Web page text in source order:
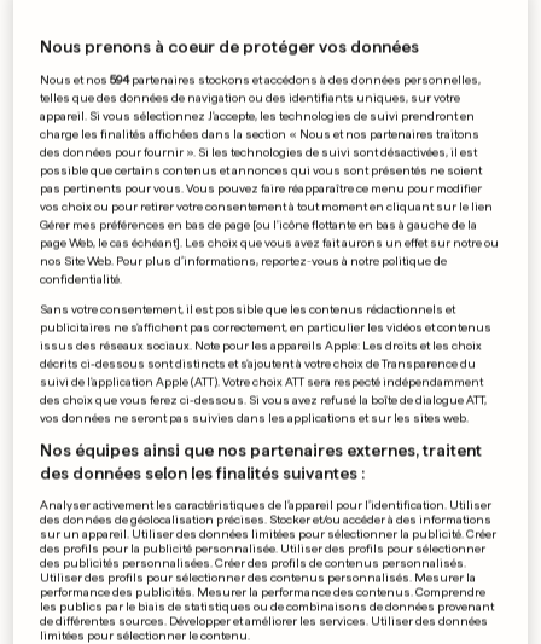
EN FRANCE
La «rencontre incroyable» de
Rihanna et Macron
0 0
STAGE AU LUXEMBOURG
Une star du rugby a régalé les
gamins de Cessange
0
APRÈS L'ACCIDENT DU 14 FÉVRIER
Les CFL ont remboursé
40 usagers au total
0 0
Nous prenons à coeur de protéger vos données
Nous et nos594partenaires stockons et accédons à des données personnelles,
telles que des données de navigation ou des identifiants uniques, sur votre
appareil. Si vous sélectionnez J'accepte, les technologies de suivi prendront en
charge les finalités affichées dans la section « Nous et nos partenaires traitons
des données pour fournir ». Si les technologies de suivi sont désactivées, il est
possible que certains contenus et annonces qui vous sont présentés ne soient
pas pertinents pour vous. Vous pouvez faire réapparaître ce menu pour modifier
vos choix ou pour retirer votre consentement à tout moment en cliquant sur le lien
Gérer mes préférences en bas de page [ou l'icône flottante en bas à gauche de la
page Web, le cas échéant]. Les choix que vous avez fait aurons un effet sur notre ou
nos Site Web. Pour plus d’informations, reportez-vous à notre politique de
confidentialité.
Sans votre consentement, il est possible que les contenus rédactionnels et
publicitaires ne s'affichent pas correctement, en particulier les vidéos et contenus
issus des réseaux sociaux. Note pour les appareils Apple: Les droits et les choix
décrits ci-dessous sont distincts et s'ajoutent à votre choix de Transparence du
suivi de l'application Apple (ATT). Votre choix ATT sera respecté indépendamment
des choix que vous ferez ci-dessous. Si vous avez refusé la boîte de dialogue ATT,
vos données ne seront pas suivies dans les applications et sur les sites web.
Nos équipes ainsi que nos partenaires externes, traitent
des données selon les finalités suivantes :
Analyser activement les caractéristiques de l’appareil pour l’identification. Utiliser
des données de géolocalisation précises. Stocker et/ou accéder à des informations
sur un appareil. Utiliser des données limitées pour sélectionner la publicité. Créer
des profils pour la publicité personnalisée. Utiliser des profils pour sélectionner
des publicités personnalisées. Créer des profils de contenus personnalisés.
Utiliser des profils pour sélectionner des contenus personnalisés. Mesurer la
performance des publicités. Mesurer la performance des contenus. Comprendre
les publics par le biais de statistiques ou de combinaisons de données provenant
de différentes sources. Développer et améliorer les services. Utiliser des données
limitées pour sélectionner le contenu.